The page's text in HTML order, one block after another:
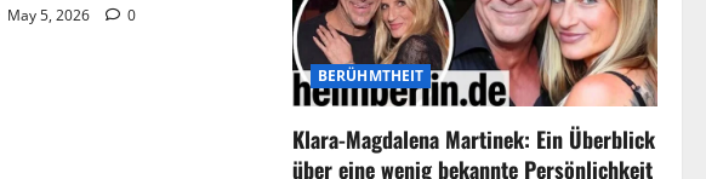
May 5, 2026 0
BERÜHMTHEIT
Klara-Magdalena Martinek: Ein Überblick
über eine wenig bekannte Persönlichkeit